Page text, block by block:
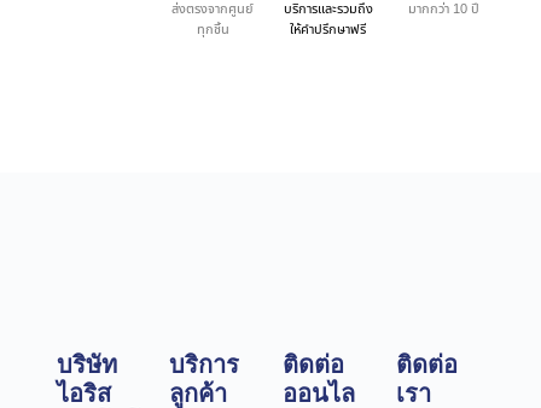
ส่งตรงจากศูนย์
ทุกชิ้น
บริการและรวมถึง
ให้คำปรึกษาฟรี
มากกว่า 10 ปี
บริษัท
ไอริส
บริการ
ลูกค้า
ติดต่อ
ออนไล
ติดต่อ
เรา